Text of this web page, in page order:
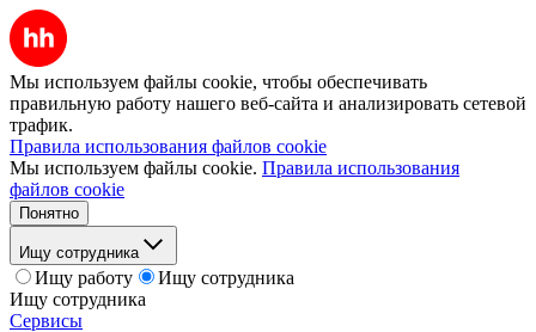
Мы используем файлы cookie, чтобы обеспечивать
правильную работу нашего веб-сайта и анализировать сетевой
трафик.
Правила использования файлов cookie
Мы используем файлы cookie. Правила использования
файлов cookie
Понятно
Ищу сотрудника
Ищу работу
Ищу сотрудника
Ищу сотрудника
Сервисы